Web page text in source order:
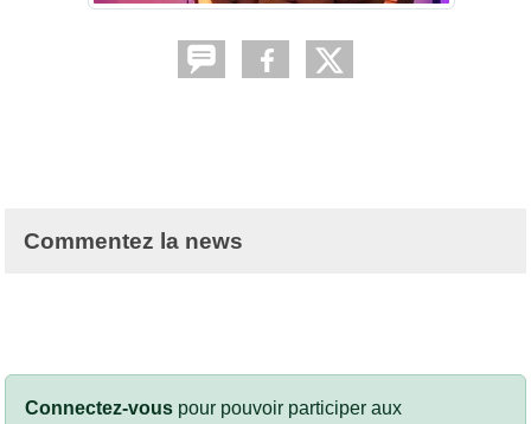
Commentez la news
Connectez-vous pour pouvoir participer aux